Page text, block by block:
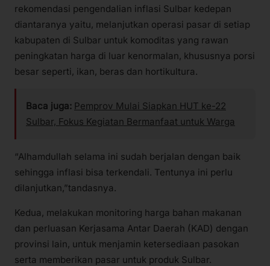
rekomendasi pengendalian inflasi Sulbar kedepan
diantaranya yaitu, melanjutkan operasi pasar di setiap
kabupaten di Sulbar untuk komoditas yang rawan
peningkatan harga di luar kenormalan, khususnya porsi
besar seperti, ikan, beras dan hortikultura.
Baca juga: Pemprov Mulai Siapkan HUT ke-22
Sulbar, Fokus Kegiatan Bermanfaat untuk Warga
“Alhamdullah selama ini sudah berjalan dengan baik
sehingga inflasi bisa terkendali. Tentunya ini perlu
dilanjutkan,”tandasnya.
Kedua, melakukan monitoring harga bahan makanan
dan perluasan Kerjasama Antar Daerah (KAD) dengan
provinsi lain, untuk menjamin ketersediaan pasokan
serta memberikan pasar untuk produk Sulbar.